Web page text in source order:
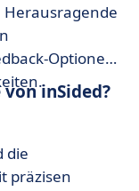
Optionen
inSided?
die
präzisen